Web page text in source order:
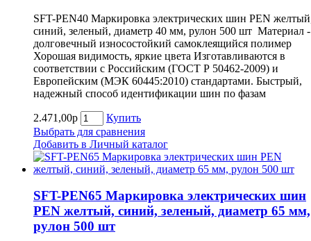
SFT-PEN40 Маркировка электрических шин PEN
синий, зеленый, диаметр 40 мм, рулон 500 шт Материал -
долговечный износостойкий самоклеящийся полимер
Хорошая видимость, яркие цвета Изготавливаются в
соответствии с Российским (ГОСТ Р 50462-2009) и
Европейским (МЭК 60445:2010) стандартами. Быстрый,
надежный способ идентификации шин по фазам
2.471,00р
Купить
Выбрать для сравнения
Добавить в Личный каталог
SFT-PEN65 Маркировка электрических шин
PEN желтый, синий, зеленый, диаметр 65 мм,
рулон 500 шт